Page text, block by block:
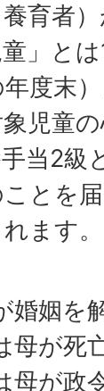
育者
」と
年度末
児童
当2級
とを
ます
婚姻を
母が死
母が政